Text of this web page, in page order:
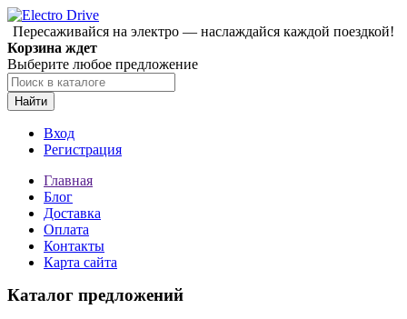
Пересаживайся на электро — наслаждайся каждой поездкой!
Корзина ждет
Выберите любое предложение
Найти
Вход
Регистрация
Главная
Блог
Доставка
Оплата
Контакты
Карта сайта
Каталог предложений